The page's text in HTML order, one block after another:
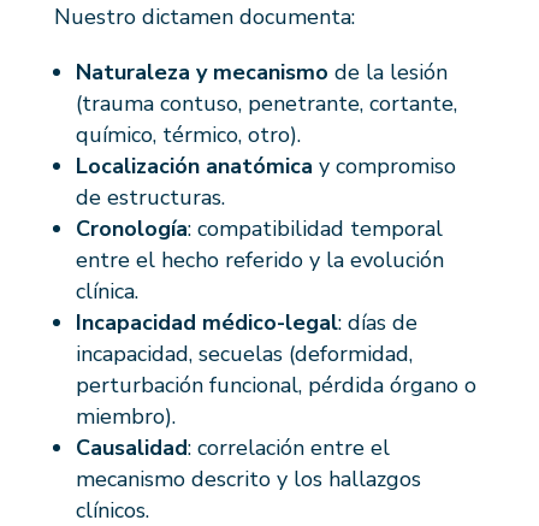
Nuestro dictamen documenta:
Naturaleza y mecanismo de la lesión
(trauma contuso, penetrante, cortante,
químico, térmico, otro).
Localización anatómica y compromiso
de estructuras.
Cronología: compatibilidad temporal
entre el hecho referido y la evolución
clínica.
Incapacidad médico-legal: días de
incapacidad, secuelas (deformidad,
perturbación funcional, pérdida órgano o
miembro).
Causalidad: correlación entre el
mecanismo descrito y los hallazgos
clínicos.